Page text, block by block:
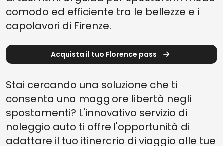
comodo ed efficiente tra le bellezze e i
capolavori di Firenze.
Acquista il tuo Florence pass
Stai cercando una soluzione che ti
consenta una maggiore libertà negli
spostamenti? L'innovativo servizio di
noleggio auto ti offre l'opportunità di
adattare il tuo itinerario di viaggio alle tue